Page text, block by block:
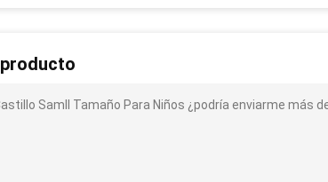
Samll Tamaño Para Niños ¿podría enviarme más